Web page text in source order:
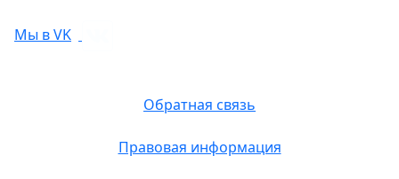
Мы в VK
Обратная связь
Правовая информация